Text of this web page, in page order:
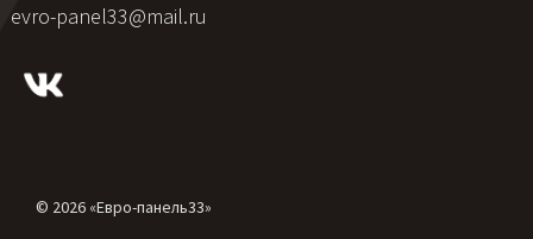
evro-panel33@mail.ru
© 2026 «Евро-панель33»